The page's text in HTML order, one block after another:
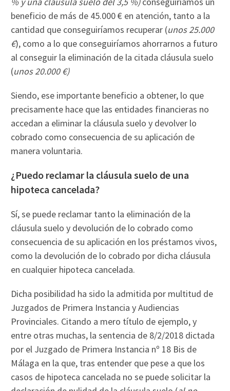
beneficio de más de 45.000 € en atención, tanto a la
cantidad que conseguiríamos recuperar (unos 25.000
€), como a lo que conseguiríamos ahorrarnos a futuro
al conseguir la eliminación de la citada cláusula suelo
(unos 20.000 €)
Siendo, ese importante beneficio a obtener, lo que
precisamente hace que las entidades financieras no
accedan a eliminar la cláusula suelo y devolver lo
cobrado como consecuencia de su aplicación de
manera voluntaria.
¿Puedo reclamar la cláusula suelo de una
hipoteca cancelada?
Sí, se puede reclamar tanto la eliminación de la
cláusula suelo y devolución de lo cobrado como
consecuencia de su aplicación en los préstamos vivos,
como la devolución de lo cobrado por dicha cláusula
en cualquier hipoteca cancelada.
Dicha posibilidad ha sido la admitida por multitud de
Juzgados de Primera Instancia y Audiencias
Provinciales. Citando a mero título de ejemplo, y
entre otras muchas, la sentencia de 8/2/2018 dictada
por el Juzgado de Primera Instancia nº 18 Bis de
Málaga en la que, tras entender que pese a que los
casos de hipoteca cancelada no se puede solicitar la